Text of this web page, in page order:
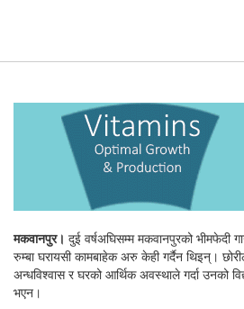
मकवानपुर। दुई वर्षअघिसम्म मकवानपुरको भीमफेदी
रुम्बा घरायसी कामबाहेक अरु केही गर्दैन थिइन्।
अन्धविश्वास र घरको आर्थिक अवस्थाले गर्दा उनको
भएन।